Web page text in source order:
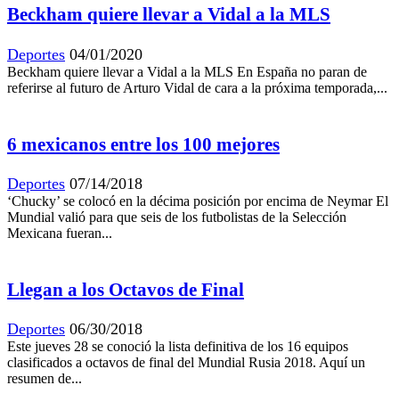
Beckham quiere llevar a Vidal a la MLS
Deportes 04/01/2020
Beckham quiere llevar a Vidal a la MLS En España no paran de
referirse al futuro de Arturo Vidal de cara a la próxima temporada,...
6 mexicanos entre los 100 mejores
Deportes 07/14/2018
‘Chucky’ se colocó en la décima posición por encima de Neymar El
Mundial valió para que seis de los futbolistas de la Selección
Mexicana fueran...
Llegan a los Octavos de Final
Deportes 06/30/2018
Este jueves 28 se conoció la lista definitiva de los 16 equipos
clasificados a octavos de final del Mundial Rusia 2018. Aquí un
resumen de...